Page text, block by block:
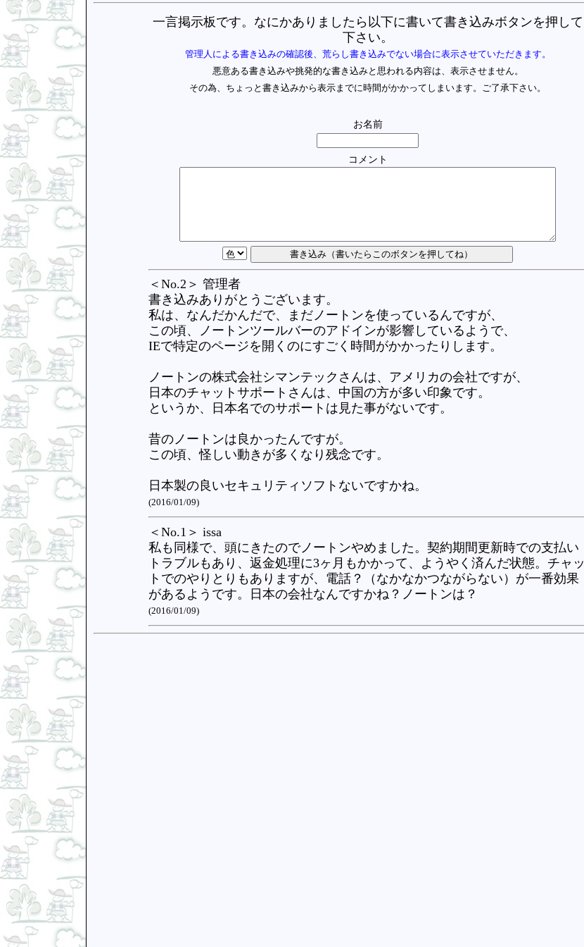
一言掲示板です。なにかありましたら以下に書いて書き込みボタンを押して
下さい。
管理人による書き込みの確認後、荒らし書き込みでない場合に表示させていただきます。
悪意ある書き込みや挑発的な書き込みと思われる内容は、表示させません。
その為、ちょっと書き込みから表示までに時間がかかってしまいます。ご了承下さい。
お名前
コメント
＜No.2＞ 管理者
書き込みありがとうございます。
私は、なんだかんだで、まだノートンを使っているんですが、
この頃、ノートンツールバーのアドインが影響しているようで、
IEで特定のページを開くのにすごく時間がかかったりします。
ノートンの株式会社シマンテックさんは、アメリカの会社ですが、
日本のチャットサポートさんは、中国の方が多い印象です。
というか、日本名でのサポートは見た事がないです。
昔のノートンは良かったんですが。
この頃、怪しい動きが多くなり残念です。
日本製の良いセキュリティソフトないですかね。
(2016/01/09)
＜No.1＞ issa
私も同様で、頭にきたのでノートンやめました。契約期間更新時での支払い
トラブルもあり、返金処理に3ヶ月もかかって、ようやく済んだ状態。チャッ
トでのやりとりもありますが、電話？（なかなかつながらない）が一番効果
があるようです。日本の会社なんですかね？ノートンは？
(2016/01/09)